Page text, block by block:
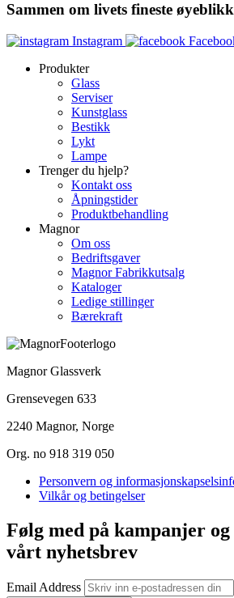
Sammen om livets fineste
Instagram
Produkter
Glass
Serviser
Kunstglass
Bestikk
Lykt
Lampe
Trenger du hjelp?
Kontakt oss
Åpningstider
Produktbehandling
Magnor
Om oss
Bedriftsgaver
Magnor Fabrikkutsalg
Kataloger
Ledige stillinger
Bærekraft
Magnor Glassverk
Grensevegen 633
2240 Magnor, Norge
Org. no 918 319 050
Personvern og
Vilkår og betingelser
Følg med på kampanjer
vårt nyhetsbrev
Email Address